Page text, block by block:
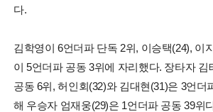
다.
김학영이 6언더파 단독 2위, 이승택(24), 이
이 5언더파 공동 3위에 자리했다. 장타자 김
공동 6위, 허인회(32)와 김대현(31)은 3언더
해 우승자 엄재웅(29)은 1언더파 공동 39위